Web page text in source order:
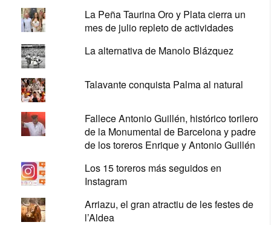
La Peña Taurina Oro y Plata cierra un
mes de julio repleto de actividades
La alternativa de Manolo Blázquez
Talavante conquista Palma al natural
Fallece Antonio Guillén, histórico torilero
de la Monumental de Barcelona y padre
de los toreros Enrique y Antonio Guillén
Los 15 toreros más seguidos en
Instagram
Arriazu, el gran atractiu de les festes de
l’Aldea